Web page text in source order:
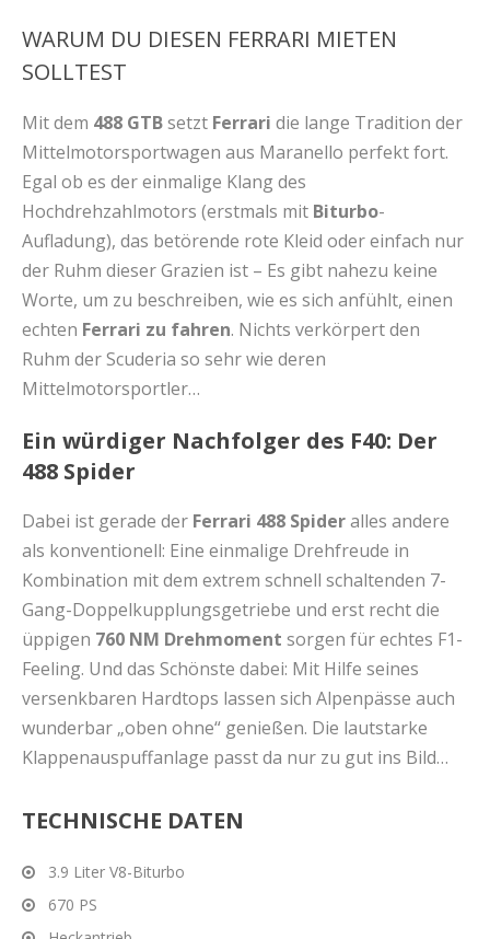
WARUM DU DIESEN FERRARI MIETEN
SOLLTEST
Mit dem 488 GTBsetzt Ferrari die lange Tradition der
Mittelmotorsportwagen aus Maranello perfekt fort.
Egal ob es der einmalige Klang des
Hochdrehzahlmotors (erstmals mit Biturbo-
Aufladung), das betörende rote Kleid oder einfach nur
der Ruhm dieser Grazien ist – Es gibt nahezu keine
Worte, um zu beschreiben, wie es sich anfühlt, einen
echten Ferrari zu fahren. Nichts verkörpert den
Ruhm der Scuderia so sehr wie deren
Mittelmotorsportler…
Ein würdiger Nachfolger des F40: Der
488 Spider
Dabei ist gerade der Ferrari 488 Spideralles andere
als konventionell: Eine einmalige Drehfreude in
Kombination mit dem extrem schnell schaltenden 7-
Gang-Doppelkupplungsgetriebe und erst recht die
üppigen 760 NM Drehmoment sorgen für echtes F1-
Feeling. Und das Schönste dabei: Mit Hilfe seines
versenkbaren Hardtops lassen sich Alpenpässe auch
wunderbar „oben ohne“ genießen. Die lautstarke
Klappenauspuffanlage passt da nur zu gut ins Bild…
TECHNISCHE DATEN
3.9 Liter V8-Biturbo
670 PS